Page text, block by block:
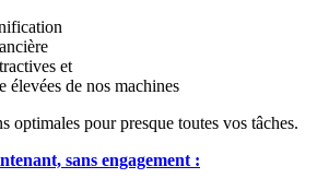
et
élevées de nos machines
optimales pour presque toutes vos tâches.
sans engagement :